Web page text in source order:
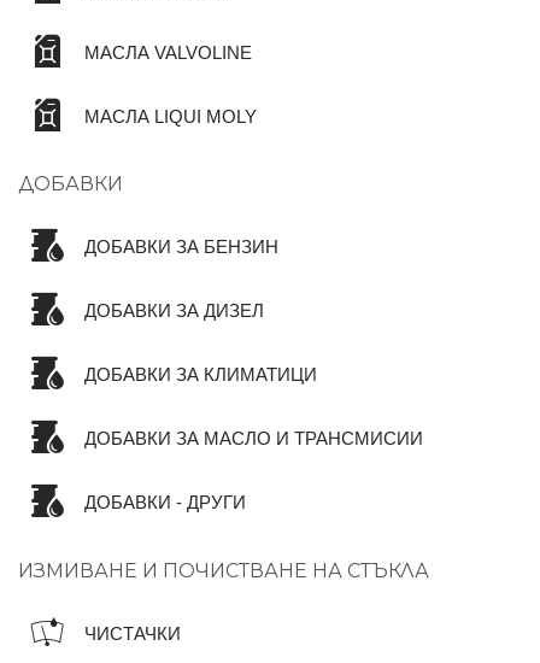
МАСЛА VALVOLINE
МАСЛА LIQUI MOLY
ДОБАВКИ
ДОБАВКИ ЗА БЕНЗИН
ДОБАВКИ ЗА ДИЗЕЛ
ДОБАВКИ ЗА КЛИМАТИЦИ
ДОБАВКИ ЗА МАСЛО И ТРАНСМИСИИ
ДОБАВКИ - ДРУГИ
ИЗМИВАНЕ И ПОЧИСТВАНЕ НА СТЪКЛА
ЧИСТАЧКИ